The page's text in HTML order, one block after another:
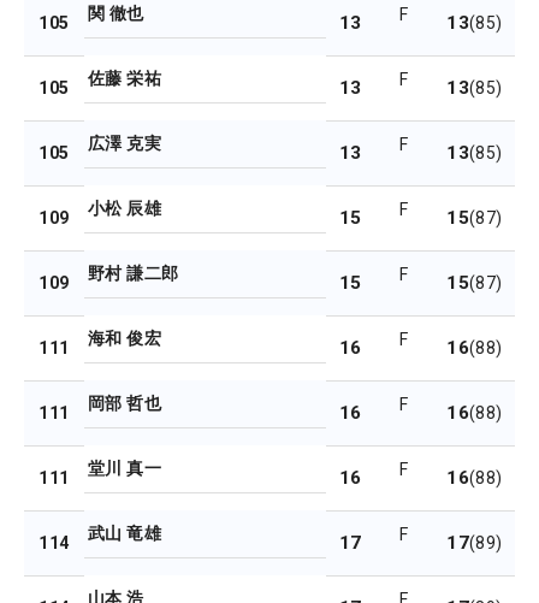
105 関 徹也 13 F 13(85)
105 佐藤 栄祐 13 F 13(85)
105 広澤 克実 13 F 13(85)
109 小松 辰雄 15 F 15(87)
109 野村 謙二郎 15 F 15(87)
111 海和 俊宏 16 F 16(88)
111 岡部 哲也 16 F 16(88)
111 堂川 真一 16 F 16(88)
114 武山 竜雄 17 F 17(89)
山本 浩